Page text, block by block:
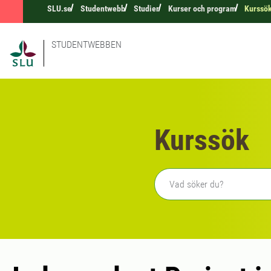
SLU.se Studentwebb Studier Kurser och program
STUDENTWEBBEN
Kurssök
Fritext sökning